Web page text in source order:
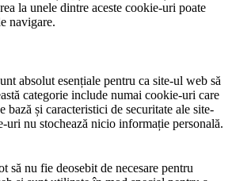
la unele dintre aceste cookie-uri poate
navigare.
absolut esențiale pentru ca site-ul web să
categorie include numai cookie-uri care
bază și caracteristici de securitate ale site-
uri nu stochează nicio informație personală.
să nu fie deosebit de necesare pentru